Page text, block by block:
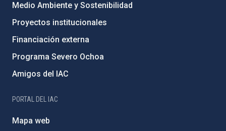
Medio Ambiente y Sostenibilidad
Proyectos institucionales
Financiación externa
Programa Severo Ochoa
Amigos del IAC
PORTAL DEL IAC
Mapa web